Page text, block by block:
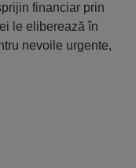
financiar prin
le eliberează în
nevoile urgente,